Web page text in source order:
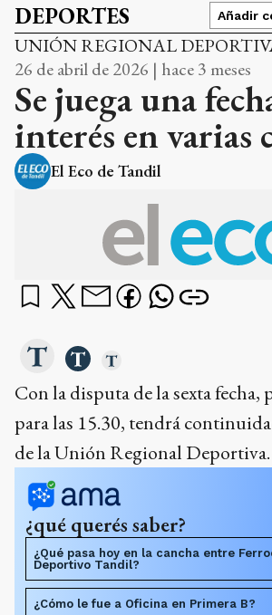
DEPORTES Añadir
UNIÓN REGIONAL
26 de abril de 2026 | hace 3 meses
Se juega una
interés en varias
El Eco de Tandil
Con la disputa de la sexta fecha,
para las 15.30, tendrá
de la Unión Regional Deportiva.
¿qué querés saber?
¿Qué pasa hoy en la cancha entre
Deportivo Tandil?
¿Cómo le fue a Oficina en Primera B?